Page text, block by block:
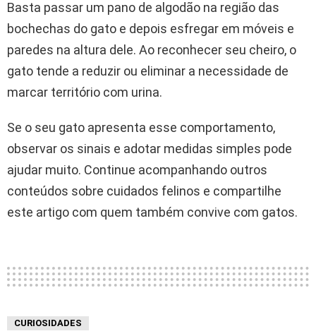
Basta passar um pano de algodão na região das
bochechas do gato e depois esfregar em móveis e
paredes na altura dele. Ao reconhecer seu cheiro, o
gato tende a reduzir ou eliminar a necessidade de
marcar território com urina.
Se o seu gato apresenta esse comportamento,
observar os sinais e adotar medidas simples pode
ajudar muito. Continue acompanhando outros
conteúdos sobre cuidados felinos e compartilhe
este artigo com quem também convive com gatos.
CURIOSIDADES